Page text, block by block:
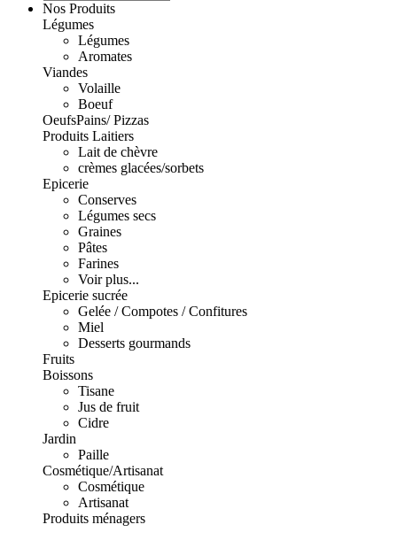
Nos Produits
Légumes
Légumes
Aromates
Viandes
Volaille
Boeuf
OeufsPains/ Pizzas
Produits Laitiers
Lait de chèvre
crèmes glacées/sorbets
Epicerie
Conserves
Légumes secs
Graines
Pâtes
Farines
Voir plus...
Epicerie sucrée
Gelée / Compotes / Confitures
Miel
Desserts gourmands
Fruits
Boissons
Tisane
Jus de fruit
Cidre
Jardin
Paille
Cosmétique/Artisanat
Cosmétique
Artisanat
Produits ménagers